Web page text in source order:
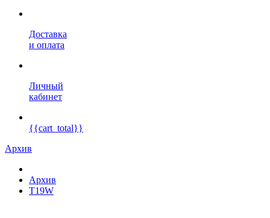
Доставка
и оплата
Личный
кабинет
{{cart_total}}
Архив
Архив
T19W